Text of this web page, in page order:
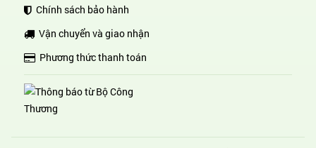
Chính sách bảo hành
Vận chuyển và giao nhận
Phương thức thanh toán